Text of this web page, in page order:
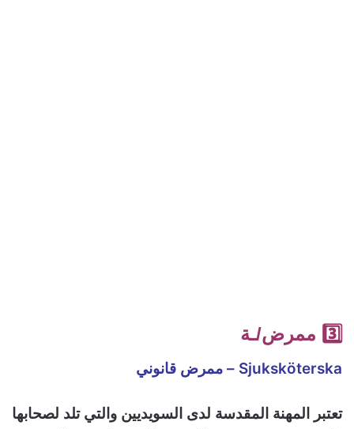
3️⃣ ممرض/ـة
Sjuksköterska – ممرض قانوني
تعتبر المهنة المقدسة لدى السويديين والتي تلد لصحابها